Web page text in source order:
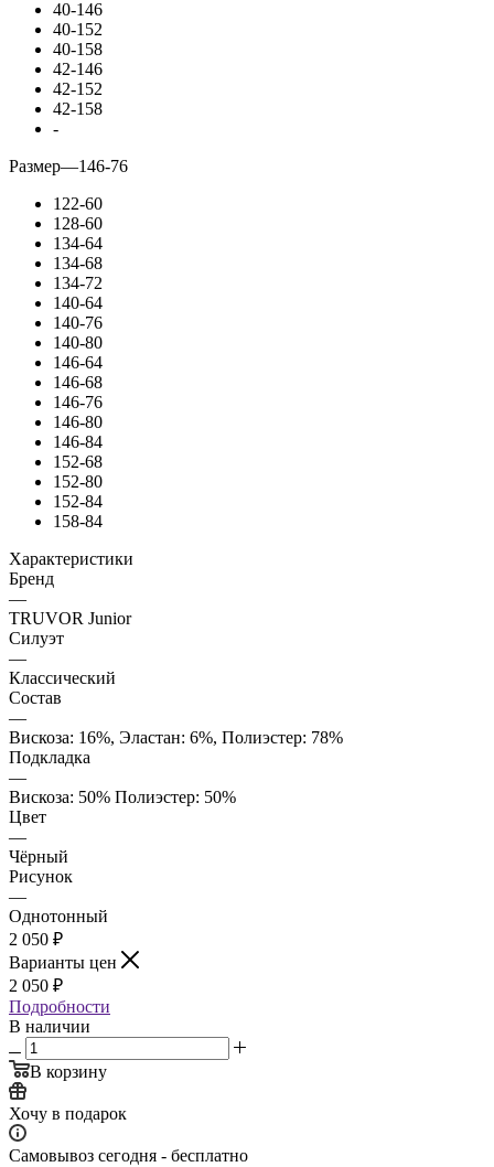
40-146
40-152
40-158
42-146
42-152
42-158
-
Размер—146-76
122-60
128-60
134-64
134-68
134-72
140-64
140-76
140-80
146-64
146-68
146-76
146-80
146-84
152-68
152-80
152-84
158-84
Характеристики
Бренд
—
TRUVOR Junior
Силуэт
—
Классический
Состав
—
Вискоза: 16%, Эластан: 6%, Полиэстер: 78%
Подкладка
—
Вискоза: 50% Полиэстер: 50%
Цвет
—
Чёрный
Рисунок
—
Однотонный
2 050 ₽
Варианты цен
2 050 ₽
Подробности
В наличии
В корзину
Хочу в подарок
Самовывоз сегодня - бесплатно